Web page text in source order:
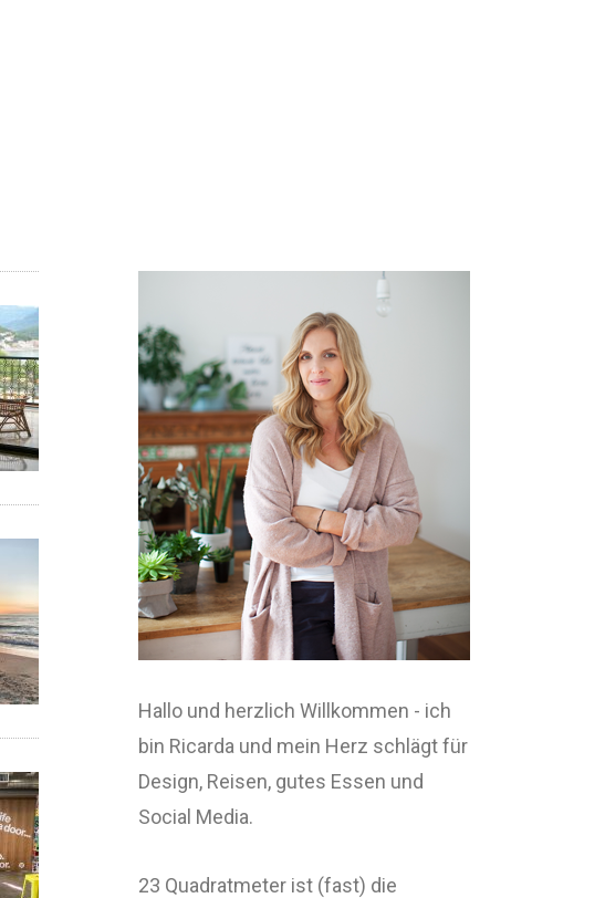
Hallo und herzlich Willkommen - ich
bin Ricarda und mein Herz schlägt für
Design, Reisen, gutes Essen und
Social Media.
23 Quadratmeter ist (fast) die